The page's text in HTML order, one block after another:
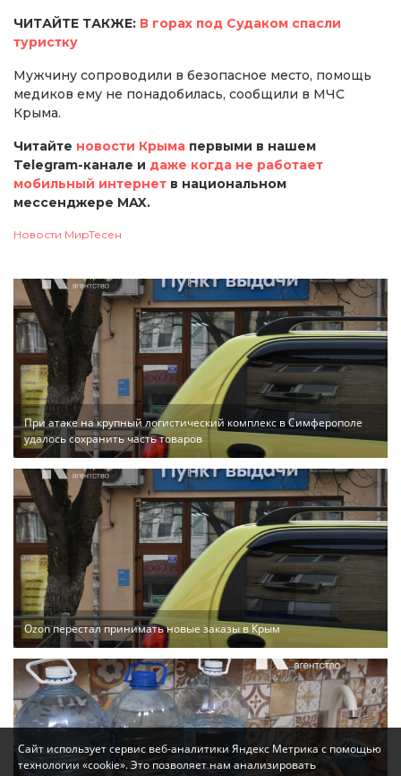
ЧИТАЙТЕ ТАКЖЕ: В горах под Судаком спасли
туристку
Мужчину сопроводили в безопасное место, помощь
медиков ему не понадобилась, сообщили в МЧС
Крыма.
Читайте новости Крыма первыми в нашем
Telegram-канале и даже когда не работает
мобильный интернет в национальном
мессенджере MAX.
Новости МирТесен
При атаке на крупный логистический комплекс в Симферополе
удалось сохранить часть товаров
Ozon перестал принимать новые заказы в Крым
Сайт использует сервис веб-аналитики Яндекс Метрика с помощью
технологии «cookie». Это позволяет нам анализировать